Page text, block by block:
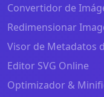
Convertidor de
Redimensionar
Visor de Metadatos
Editor SVG Online
Optimizador &